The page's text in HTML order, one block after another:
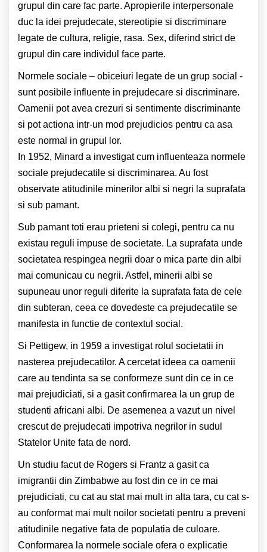
grupul din care fac parte. Apropierile interpersonale
duc la idei prejudecate, stereotipie si discriminare
legate de cultura, religie, rasa. Sex, diferind strict de
grupul din care individul face parte.
Normele sociale – obiceiuri legate de un grup social -
sunt posibile influente in prejudecare si discriminare.
Oamenii pot avea crezuri si sentimente discriminante
si pot actiona intr-un mod prejudicios pentru ca asa
este normal in grupul lor.
In 1952, Minard a investigat cum influenteaza normele
sociale prejudecatile si discriminarea. Au fost
observate atitudinile minerilor albi si negri la suprafata
si sub pamant.
Sub pamant toti erau prieteni si colegi, pentru ca nu
existau reguli impuse de societate. La suprafata unde
societatea respingea negrii doar o mica parte din albi
mai comunicau cu negrii. Astfel, minerii albi se
supuneau unor reguli diferite la suprafata fata de cele
din subteran, ceea ce dovedeste ca prejudecatile se
manifesta in functie de contextul social.
Si Pettigew, in 1959 a investigat rolul societatii in
nasterea prejudecatilor. A cercetat ideea ca oamenii
care au tendinta sa se conformeze sunt din ce in ce
mai prejudiciati, si a gasit confirmarea la un grup de
studenti africani albi. De asemenea a vazut un nivel
crescut de prejudecati impotriva negrilor in sudul
Statelor Unite fata de nord.
Un studiu facut de Rogers si Frantz a gasit ca
imigrantii din Zimbabwe au fost din ce in ce mai
prejudiciati, cu cat au stat mai mult in alta tara, cu cat s-
au conformat mai mult noilor societati pentru a preveni
atitudinile negative fata de populatia de culoare.
Conformarea la normele sociale ofera o explicatie